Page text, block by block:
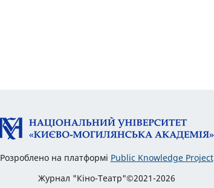
Розроблено на платформі Public Knowledge Project
Журнал "Кіно-Театр"©2021-2026